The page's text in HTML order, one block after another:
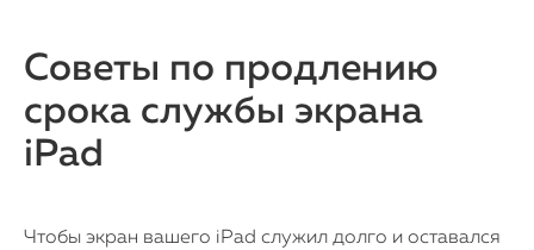
Советы по продлению
срока службы экрана
iPad
Чтобы экран вашего iPad служил долго и оставался